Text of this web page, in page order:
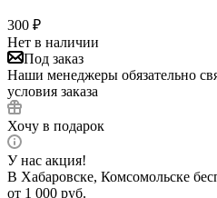
300 ₽
Нет в наличии
Под заказ
Наши менеджеры обязательно
условия заказа
Хочу в подарок
У нас акция!
В Хабаровске, Комсомольске
от 1 000 руб.